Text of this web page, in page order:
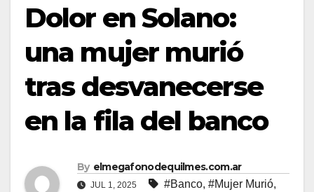
Dolor en Solano:
una mujer murió
tras desvanecerse
en la fila del banco
By elmegafonodequilmes.com.ar
JUL 1, 2025 #Banco, #Mujer Murió,